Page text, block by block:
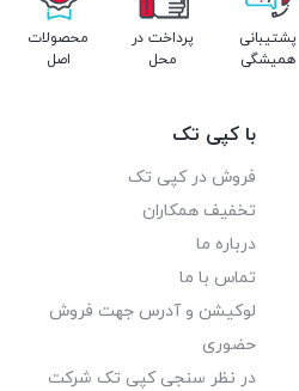
پشتیبانی
همیشگی
پرداخت در
محل
محصولات
اصل
با کپی تک
فروش در کپی تک
تخفیف همکاران
درباره ما
تماس با ما
لوکیشن و آدرس جهت فروش
حضوری
در نظر سنجی کپی تک شرکت